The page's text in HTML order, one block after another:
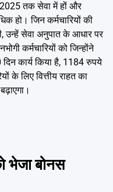
2025 तक सेवा में हों और
हो। जिन कर्मचारियों की
उन्हें सेवा अनुपात के आधार पर
कर्मचारियों को जिन्होंने
कार्य किया है, 1184 रुपये
के लिए वित्तीय राहत का
भेजा बोनस